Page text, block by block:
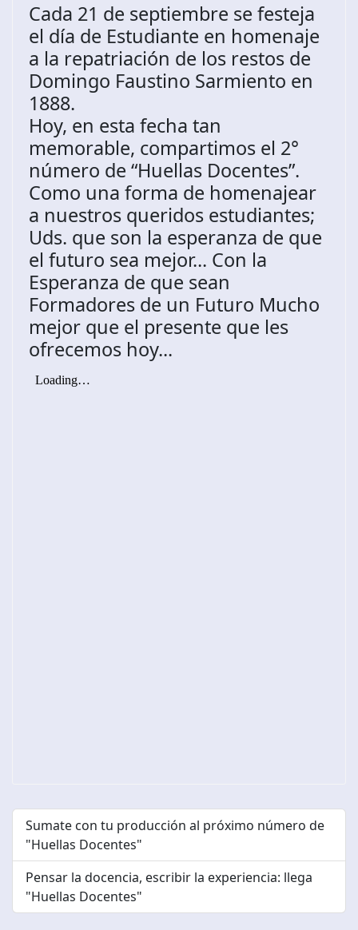
Cada 21 de septiembre se festeja
el día de Estudiante en homenaje
a la repatriación de los restos de
Domingo Faustino Sarmiento en
1888.
Hoy, en esta fecha tan
memorable, compartimos el 2°
número de “Huellas Docentes”.
Como una forma de homenajear
a nuestros queridos estudiantes;
Uds. que son la esperanza de que
el futuro sea mejor... Con la
Esperanza de que sean
Formadores de un Futuro Mucho
mejor que el presente que les
ofrecemos hoy...
Sumate con tu producción al próximo número de
"Huellas Docentes"
Pensar la docencia, escribir la experiencia: llega
"Huellas Docentes"